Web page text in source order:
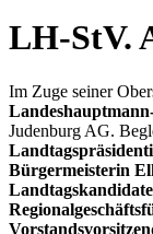
LH-StV.
Im Zuge seiner
Judenburg AG.
Bürgermeisterin